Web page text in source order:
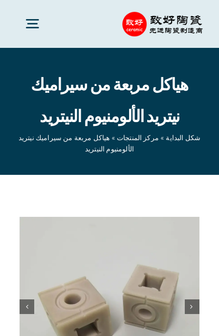
قطع السيراميك
خدمات
تطبيقات السيراميك
هياكل مربعة من سيراميك
نيتريد الألومنيوم النيتريد
شكل البداية » مركز المنتجات » هياكل مربعة من سيراميك نيتريد
الألومنيوم النيتريد